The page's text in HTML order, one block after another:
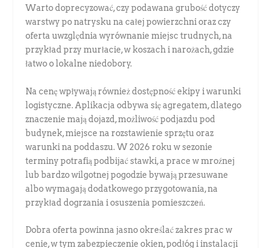
Warto doprecyzować, czy podawana grubość dotyczy
warstwy po natrysku na całej powierzchni oraz czy
oferta uwzględnia wyrównanie miejsc trudnych, na
przykład przy murłacie, w koszach i narożach, gdzie
łatwo o lokalne niedobory.
Na cenę wpływają również dostępność ekipy i warunki
logistyczne. Aplikacja odbywa się agregatem, dlatego
znaczenie mają dojazd, możliwość podjazdu pod
budynek, miejsce na rozstawienie sprzętu oraz
warunki na poddaszu. W 2026 roku w sezonie
terminy potrafią podbijać stawki, a prace w mroźnej
lub bardzo wilgotnej pogodzie bywają przesuwane
albo wymagają dodatkowego przygotowania, na
przykład dogrzania i osuszenia pomieszczeń.
Dobra oferta powinna jasno określać zakres prac w
cenie, w tym zabezpieczenie okien, podłóg i instalacji